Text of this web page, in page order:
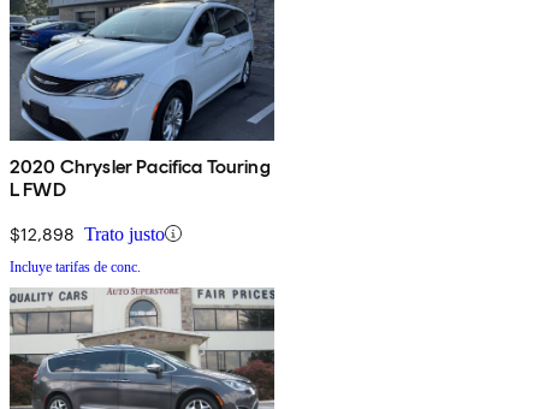
2020 Chrysler Pacifica Touring
L FWD
$12,898 Trato justo
Incluye tarifas de conc.